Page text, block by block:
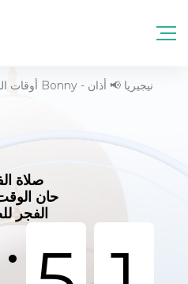
أوقات
صلاة
حان
الفجر